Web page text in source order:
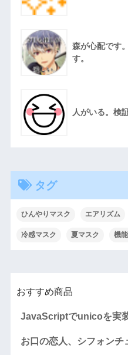
森が心配です
す。
人がいる。検
タグ
ひんやりマスク エアリズム
冷感マスク 夏マスク 機
おすすめ商品
JavaScriptでunicoを実
お口の恋人、シフォンチ